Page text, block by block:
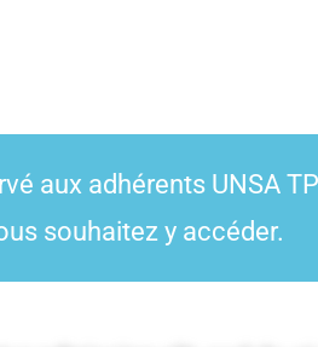
aux adhérents UNSA
souhaitez y accéder.